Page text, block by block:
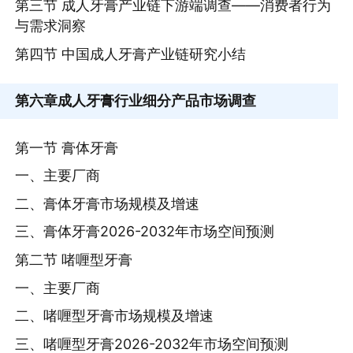
第三节 成人牙膏产业链下游端调查——消费者行为
与需求洞察
第四节 中国成人牙膏产业链研究小结
第六章成人牙膏行业细分产品市场调查
第一节 膏体牙膏
一、主要厂商
二、膏体牙膏市场规模及增速
三、膏体牙膏2026-2032年市场空间预测
第二节 啫喱型牙膏
一、主要厂商
二、啫喱型牙膏市场规模及增速
三、啫喱型牙膏2026-2032年市场空间预测